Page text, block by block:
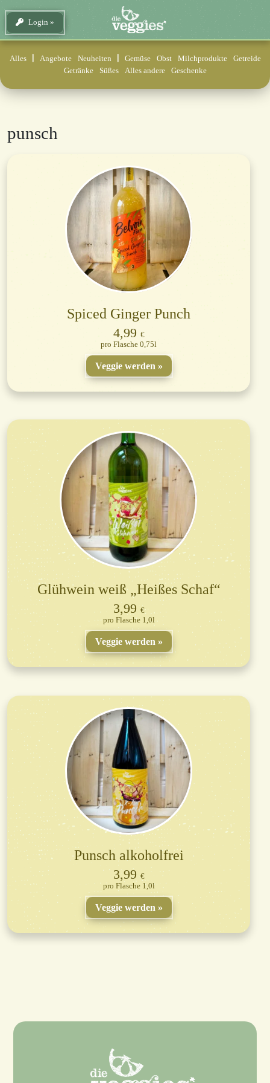
Login
Alles Angebote Neuheiten Gemüse Obst Milchprodukte
Getreide
Getränke
Süßes Alles andere Geschenke
punsch
Spiced Ginger Punch
4,99 €
Flasche 0,75l
Veggie werden
Glühwein weiß „Heißes Schaf“
3,99 €
Flasche 1,0l
Veggie werden
Punsch alkoholfrei
3,99 €
Flasche 1,0l
Veggie werden